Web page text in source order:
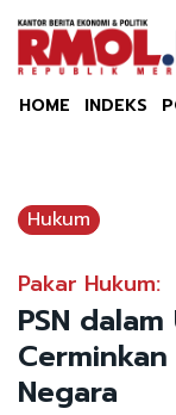
HOME INDEKS
Hukum
Pakar Hukum:
PSN
Negara